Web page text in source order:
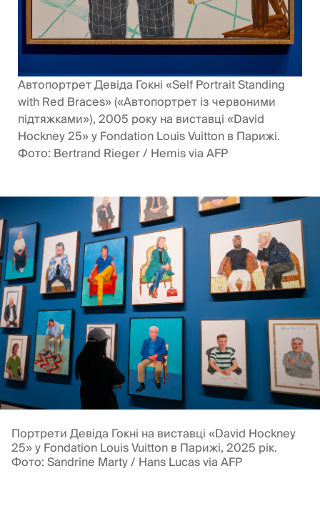
Автопортрет Девіда Гокні «Self Portrait Standing
with Red Braces» («Автопортрет із червоними
підтяжками»), 2005 року на виставці «David
Hockney 25» у Fondation Louis Vuitton в Парижі.
Фото: Bertrand Rieger / Hemis via AFP
Портрети Девіда Гокні на виставці «David Hockney
25» у Fondation Louis Vuitton в Парижі, 2025 рік.
Фото: Sandrine Marty / Hans Lucas via AFP